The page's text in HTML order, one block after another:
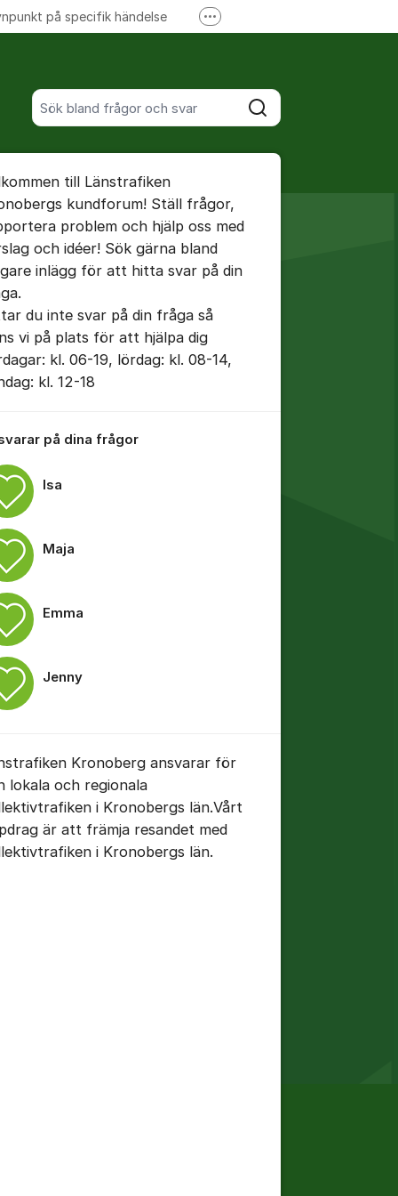
Sök bland alla inlägg
Sök
på specifik händelse Fler supportlänkar
kommentaren
för inlägg/kommentar
för inlägg/kommentar
för inlägg/kommentar
till Länstrafiken
kundforum! Ställ frågor,
problem och hjälp oss med
och idéer! Sök gärna bland
inlägg för att hitta svar på din
du inte svar på din fråga så
vi på plats för att hjälpa dig
kl. 06-19, lördag: kl. 08-14,
kl. 12-18
på dina frågor
Isa
Maja
Emma
Jenny
Kronoberg ansvarar för
lokala och regionala
i Kronobergs län.Vårt
är att främja resandet med
i Kronobergs län.